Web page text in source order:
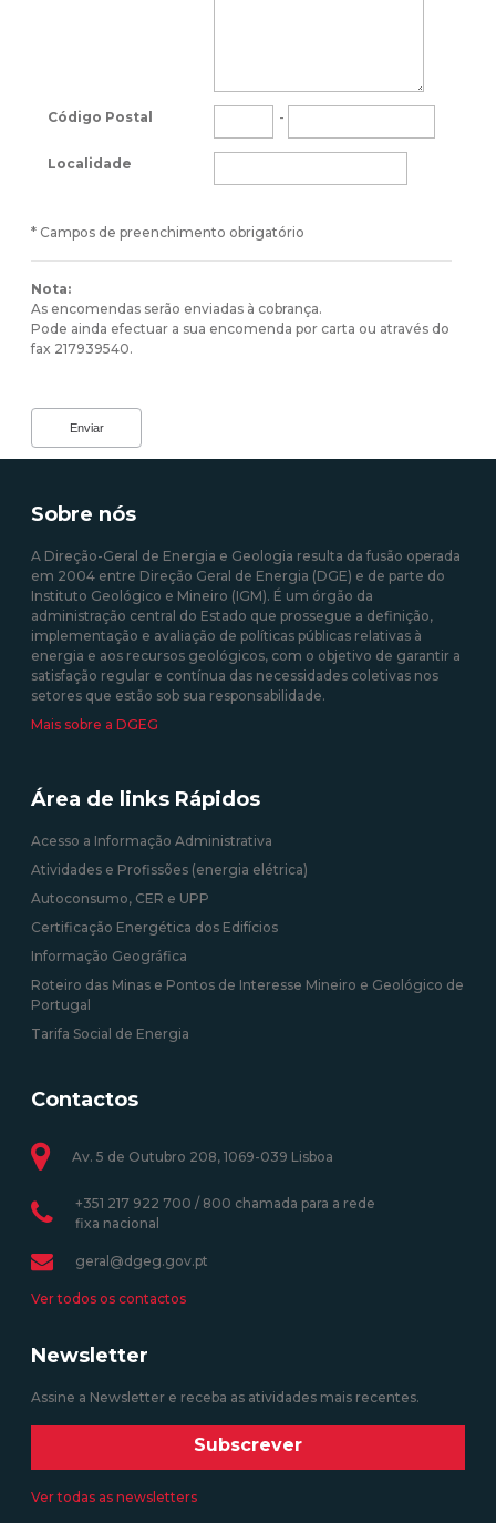
Código Postal -
Localidade
* Campos de preenchimento obrigatório
Nota:
As encomendas serão enviadas à cobrança.
Pode ainda efectuar a sua encomenda por carta ou através do
fax 217939540.
Sobre nós
A Direção-Geral de Energia e Geologia resulta da fusão operada
em 2004 entre Direção Geral de Energia (DGE) e de parte do
Instituto Geológico e Mineiro (IGM). É um órgão da
administração central do Estado que prossegue a definição,
implementação e avaliação de políticas públicas relativas à
energia e aos recursos geológicos, com o objetivo de garantir a
satisfação regular e contínua das necessidades coletivas nos
setores que estão sob sua responsabilidade.
Mais sobre a DGEG
Área de links Rápidos
Acesso a Informação Administrativa
Atividades e Profissões (energia elétrica)
Autoconsumo, CER e UPP
Certificação Energética dos Edifícios
Informação Geográfica
Roteiro das Minas e Pontos de Interesse Mineiro e Geológico de
Portugal
Tarifa Social de Energia
Contactos
Av. 5 de Outubro 208, 1069-039 Lisboa
+351 217 922 700 / 800 chamada para a rede
fixa nacional
geral@dgeg.gov.pt
Ver todos os contactos
Newsletter
Assine a Newsletter e receba as atividades mais recentes.
Subscrever
Ver todas as newsletters